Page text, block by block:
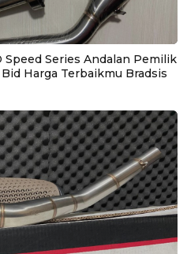
Speed Series Andalan Pemilik
Harga Terbaikmu Bradsis